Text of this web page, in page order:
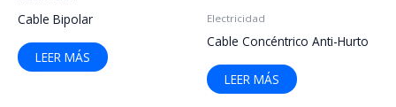
Cable Bipolar
LEER MÁS
Electricidad
Cable Concéntrico Anti-Hurto
LEER MÁS